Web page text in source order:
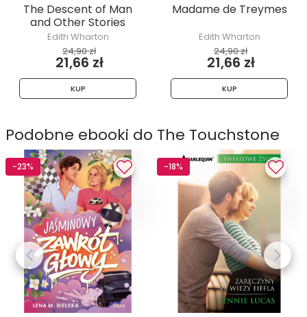
The Descent of Man
and Other Stories
Edith Wharton
24,90 zł
21,66 zł
KUP
Madame de Treymes
Edith Wharton
24,90 zł
21,66 zł
KUP
Podobne ebooki do The Touchstone
-23% -18%